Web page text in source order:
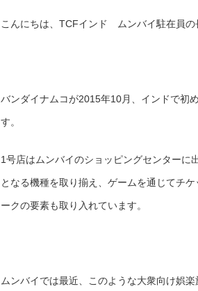
こんにちは、TCFインド ムンバイ駐在員の
バンダイナムコが2015年10月、インドで初
す。
1号店はムンバイのショッピングセンターに
となる機種を取り揃え、ゲームを通じてチ
ークの要素も取り入れています。
ムンバイでは最近、このような大衆向け娯